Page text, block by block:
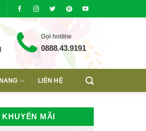
Gọi hotline
0888.43.9191
LIÊN HỆ
MÃI